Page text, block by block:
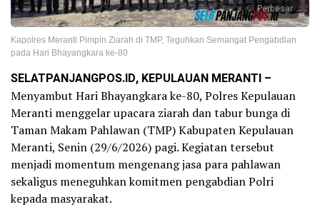
Perbesar
Kapolres Meranti Pimpin Ziarah di TMP, Teguhkan Semangat Pengabdian
pada Hari Bhayangkara ke-80
SELATPANJANGPOS.ID, KEPULAUAN MERANTI –
Menyambut Hari Bhayangkara ke-80, Polres Kepulauan
Meranti menggelar upacara ziarah dan tabur bunga di
Taman Makam Pahlawan (TMP) Kabupaten Kepulauan
Meranti, Senin (29/6/2026) pagi. Kegiatan tersebut
menjadi momentum mengenang jasa para pahlawan
sekaligus meneguhkan komitmen pengabdian Polri
kepada masyarakat.